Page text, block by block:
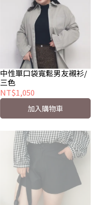
中性單口袋寬鬆男友襯衫/
三色
NT$1,050
加入購物車